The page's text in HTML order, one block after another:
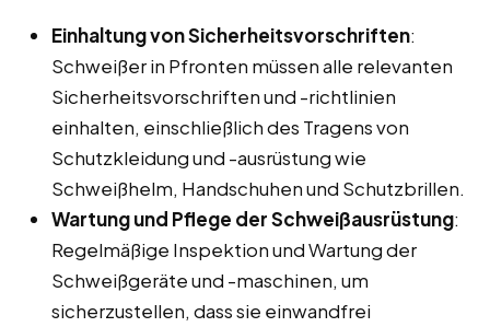
Einhaltung von Sicherheitsvorschriften:
Schweißer in Pfronten müssen alle relevanten
Sicherheitsvorschriften und -richtlinien
einhalten, einschließlich des Tragens von
Schutzkleidung und -ausrüstung wie
Schweißhelm, Handschuhen und Schutzbrillen.
Wartung und Pflege der Schweißausrüstung:
Regelmäßige Inspektion und Wartung der
Schweißgeräte und -maschinen, um
sicherzustellen, dass sie einwandfrei